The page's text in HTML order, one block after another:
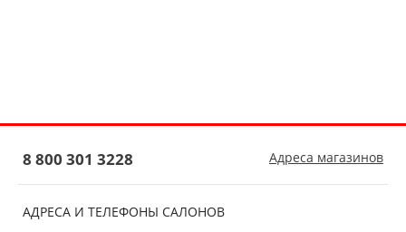
АДРЕСА И ТЕЛЕФОНЫ САЛОНОВ
8 800 301 3228 Адреса магазинов